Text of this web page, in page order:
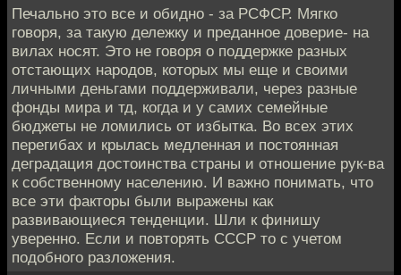
Печально это все и обидно - за РСФСР. Мягко
говоря, за такую дележку и преданное доверие- на
вилах носят. Это не говоря о поддержке разных
отстающих народов, которых мы еще и своими
личными деньгами поддерживали, через разные
фонды мира и тд, когда и у самих семейные
бюджеты не ломились от избытка. Во всех этих
перегибах и крылась медленная и постоянная
деградация достоинства страны и отношение рук-ва
к собственному населению. И важно понимать, что
все эти факторы были выражены как
развивающиеся тенденции. Шли к финишу
уверенно. Если и повторять СССР то с учетом
подобного разложения.